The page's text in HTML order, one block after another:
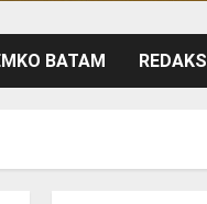
BATAM REDAKSI